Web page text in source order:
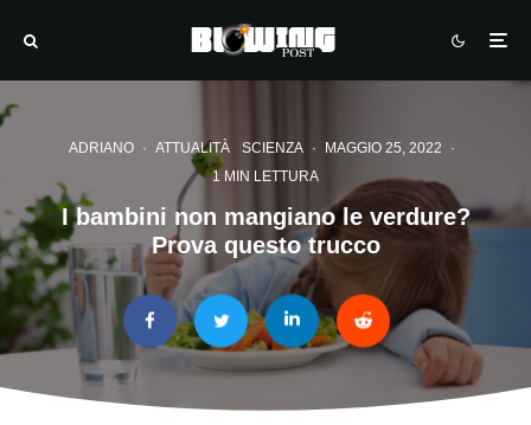
ADRIANO · ATTUALITÀ SCIENZA · MAGGIO 25, 2022
·
1 MIN LETTURA
I bambini non mangiano le verdure?
Prova questo trucco